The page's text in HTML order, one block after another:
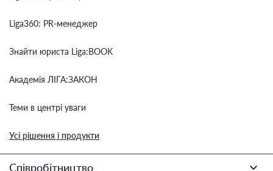
Liga360: PR-менеджер
Знайти юриста Liga:BOOK
Академія ЛІГА:ЗАКОН
Теми в центрі уваги
Усі рішення і продукти
Співробітництво